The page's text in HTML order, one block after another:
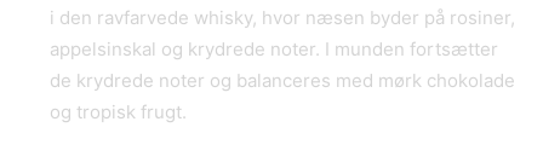
i den ravfarvede whisky, hvor næsen byder på rosiner,
appelsinskal og krydrede noter. I munden fortsætter
de krydrede noter og balanceres med mørk chokolade
og tropisk frugt.